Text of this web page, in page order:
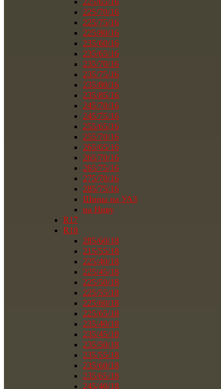
225/70/16
225/75/16
225/80/16
235/60/16
235/65/16
235/70/16
235/75/16
235/80/16
235/85/16
245/70/16
245/75/16
255/65/16
255/70/16
265/65/16
265/70/16
265/75/16
275/70/16
285/75/16
Шины на УАЗ
на Ниву
R17
R18
285/60/18
215/55/18
225/40/18
225/45/18
225/50/18
225/55/18
225/60/18
225/65/18
235/40/18
235/45/18
235/50/18
235/55/18
235/60/18
235/65/18
245/40/18